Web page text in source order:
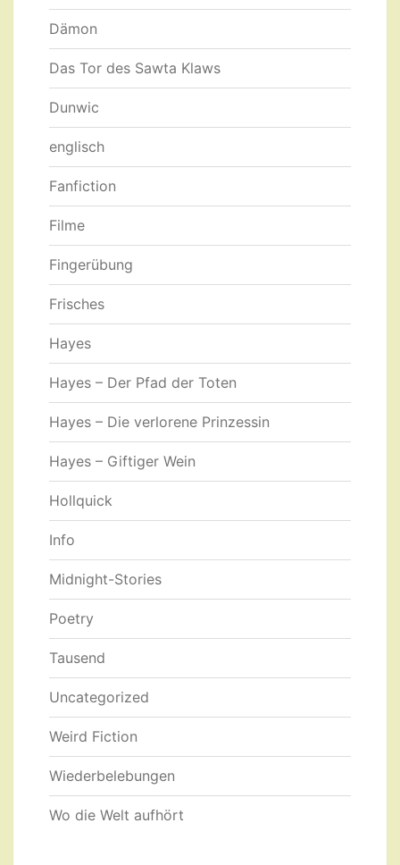
Dämon
Das Tor des Sawta Klaws
Dunwic
englisch
Fanfiction
Filme
Fingerübung
Frisches
Hayes
Hayes – Der Pfad der Toten
Hayes – Die verlorene Prinzessin
Hayes – Giftiger Wein
Hollquick
Info
Midnight-Stories
Poetry
Tausend
Uncategorized
Weird Fiction
Wiederbelebungen
Wo die Welt aufhört